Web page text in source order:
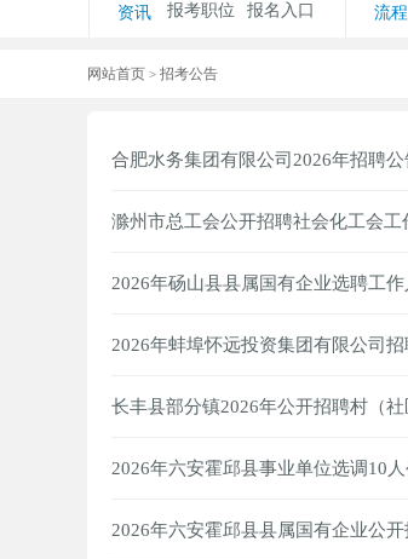
时政热点 视频课堂 名师团队
资讯
报考职位
报名入口 流程
网站首页 > 招考公告
合肥水务集团有限公司2026年招聘公
滁州市总工会公开招聘社会化工会
2026年砀山县县属国有企业选聘工
2026年蚌埠怀远投资集团有限公司
长丰县部分镇2026年公开招聘村（
2026年六安霍邱县事业单位选调10
2026年六安霍邱县县属国有企业公